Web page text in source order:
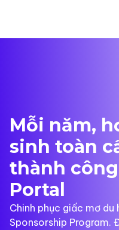
Mỗi năm,
sinh toàn
thành
Portal
Chinh phục giấc mơ du
Sponsorship Program.